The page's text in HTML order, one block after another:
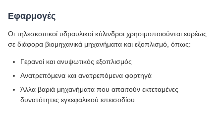
Εφαρμογές
Οι τηλεσκοπικοί υδραυλικοί κύλινδροι χρησιμοποιούνται ευρέως
σε διάφορα βιομηχανικά μηχανήματα και εξοπλισμό, όπως:
Γερανοί και ανυψωτικός εξοπλισμός
Ανατρεπόμενα και ανατρεπόμενα φορτηγά
Άλλα βαριά μηχανήματα που απαιτούν εκτεταμένες
δυνατότητες εγκεφαλικού επεισοδίου